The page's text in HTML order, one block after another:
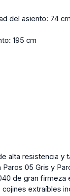
del asiento: 74 cm
195 cm
alta resistencia y
05 Gris y
de gran firmeza
extraíbles